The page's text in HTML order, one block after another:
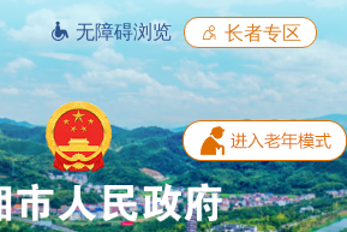
无障碍浏览 长者专区